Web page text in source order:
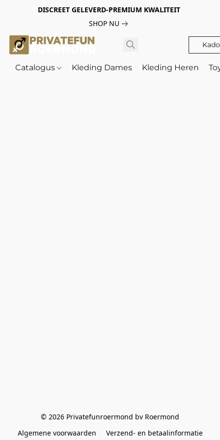
DISCREET GELEVERD-PREMIUM KWALITEIT
SHOP NU
Catalogus Kleding Dames Kleding Heren
© 2026 Privatefunroermond bv Roermond
Algemene voorwaarden
Verzend- en betaalinformatie